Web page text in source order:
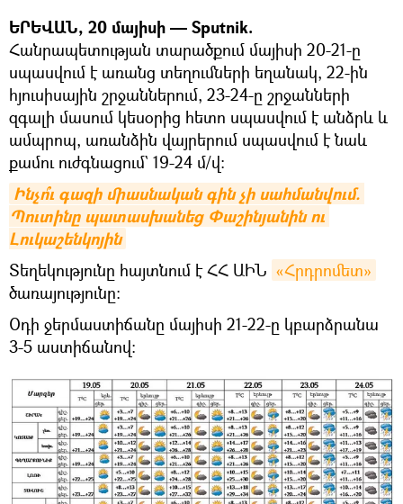
ԵՐԵՎԱՆ, 20 մայիսի — Sputnik.
Հանրապետության տարածքում մայիսի 20-21-ը
սպասվում է առանց տեղումների եղանակ, 22-ին
հյուսիսային շրջաններում, 23-24-ը շրջանների
զգալի մասում կեսօրից հետո սպասվում է անձրև և
ամպրոպ, առանձին վայրերում սպասվում է նաև
քամու ուժգնացում` 19-24 մ/վ։
Ինչո՞ւ գազի միասնական գին չի սահմանվում.
Պուտինը պատասխանեց Փաշինյանին ու
Լուկաշենկոյին
Տեղեկությունը հայտնում է ՀՀ ԱԻՆ «Հրդրոմետ»
ծառայությունը։
Օդի ջերմաստիճանը մայիսի 21-22-ը կբարձրանա
3-5 աստիճանով։